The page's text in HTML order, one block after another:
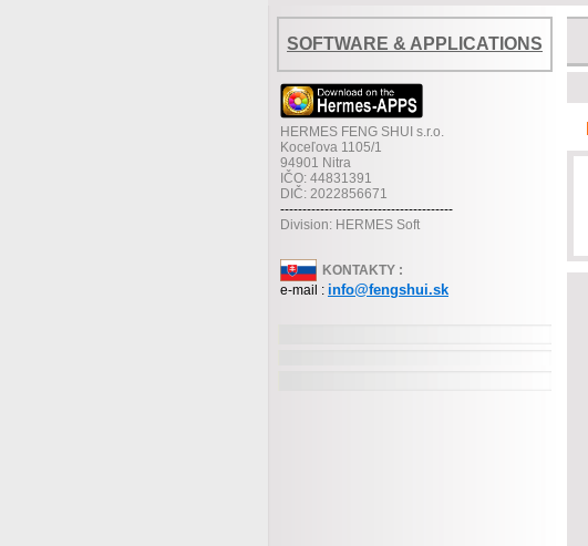
SOFTWARE & APPLICATIONS
HERMES FENG SHUI s.r.o.
Koceľova 1105/1
94901 Nitra
IČO: 44831391
DIČ: 2022856671
---------------------------------------
Division: HERMES Soft
KONTAKTY :
e-mail : info@fengshui.sk